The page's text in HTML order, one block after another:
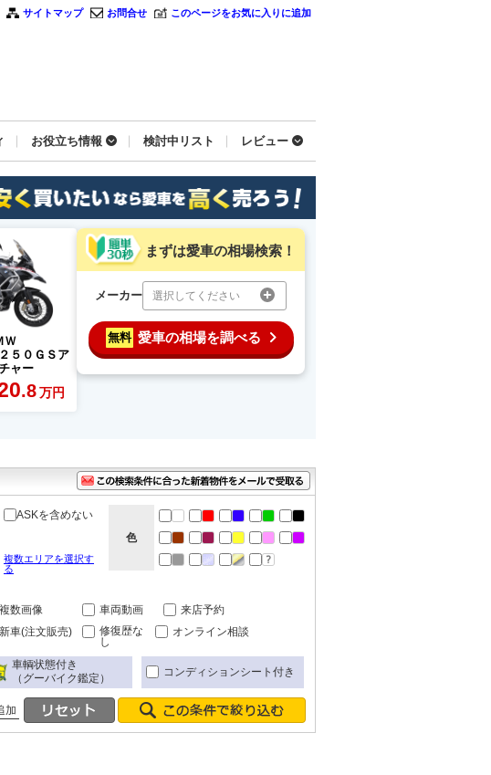
サイトマップ お問合せ このページをお気に入りに追加
お役立ち情報 検討中リスト レビュー
Ｗ
５０ＧＳア
ャー
.8 万円
まずは愛車の相場検索！
メーカー 選択してください
無料 愛車の相場を調べる
ASKを含めない
複数エリアを選択す
る
色
複数画像 車両動画
来店予約
新車(注文販売)
修復歴な
し
オンライン相談
車輌状態付き
（グーバイク鑑定）
コンディションシート付き
加